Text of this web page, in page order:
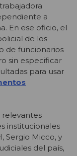
a
En ese oficio, el
de los
de funcionarios
sin especificar
para usar
relevantes
institucionales
Sergio Micco, y
del país,